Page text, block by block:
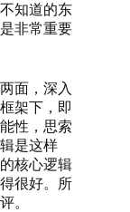
知道的东
非常重要
面，深入
架下，即
性，思索
是这样
核心逻辑
很好。所
。